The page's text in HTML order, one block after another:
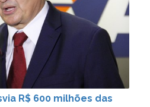
R$ 600 milhões das